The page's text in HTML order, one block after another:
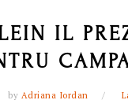
IL
by Adriana Iordan